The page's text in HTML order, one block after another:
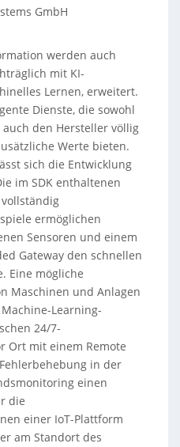
GmbH
werden auch
mit KI-
Lernen, erweitert.
Dienste, die sowohl
den Hersteller völlig
Werte bieten.
sich die Entwicklung
im SDK enthaltenen
ermöglichen
Sensoren und einem
Gateway den schnellen
Eine mögliche
Maschinen und Anlagen
Learning-
24/7-
Ort mit einem Remote
in der
einen
die
einer IoT-Plattform
am Standort des